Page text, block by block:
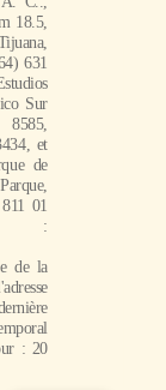
18.5,
631
Sur
et
de
01
:
de la
: 20